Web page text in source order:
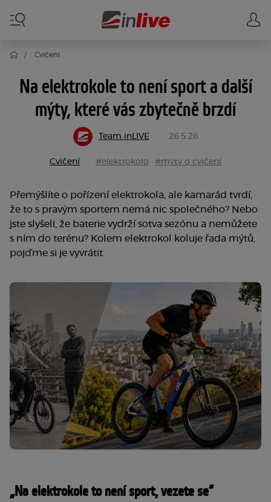
Cvičení
Na elektrokole to není sport a další
mýty, které vás zbytečně brzdí
Team inLIVE 26.5.26
Cvičení #elektrokolo #mýty o cvičení
Přemýšlíte o pořízení elektrokola, ale kamarád tvrdí,
že to s pravým sportem nemá nic společného? Nebo
jste slyšeli, že baterie vydrží sotva sezónu a nemůžete
s ním do terénu? Kolem elektrokol koluje řada mýtů,
pojďme si je vyvrátit.
„Na elektrokole to není sport, vezete se“